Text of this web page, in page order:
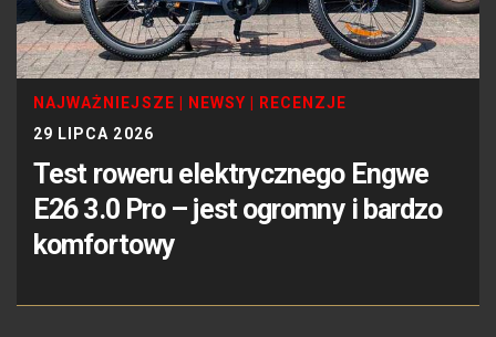
NAJWAŻNIEJSZE NEWSY
RECENZJE
29 LIPCA 2026
Test roweru elektrycznego Engwe
E26 3.0 Pro – jest ogromny i bardzo
komfortowy